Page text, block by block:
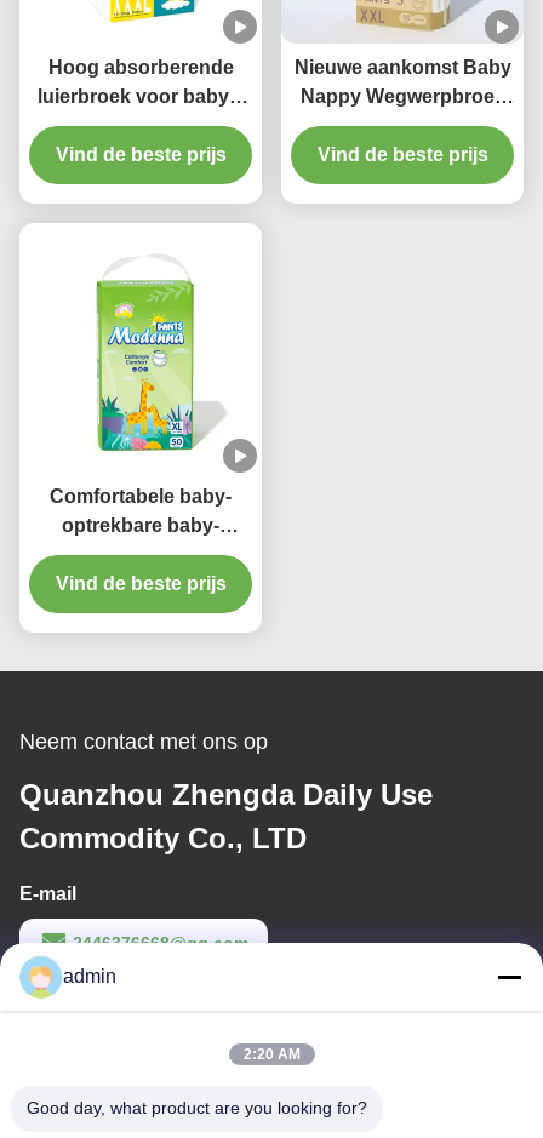
Hoog absorberende
luierbroek voor baby's
voor langdurige
bescherming
Vind de beste prijs
Nieuwe aankomst Baby
Nappy Wegwerpbroek
Super Absorberend Pull
Up Broek
Vind de beste prijs
Comfortabele baby-
optrekbare baby-
eenmalige luiers met
vochtindicator
Vind de beste prijs
Neem contact met ons op
Quanzhou Zhengda Daily Use
Commodity Co., LTD
E-mail
2446376668@qq.com
Werktijd
admin
2:20 AM
Good day, what product are you looking for?